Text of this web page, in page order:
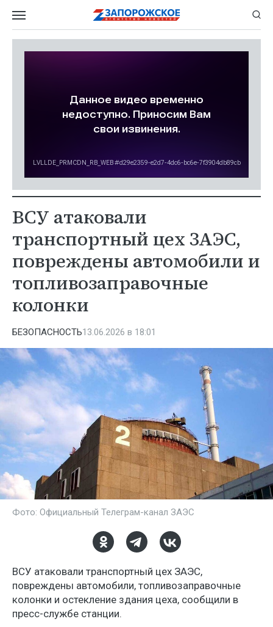
ВСУ атаковали
транспортный цех ЗАЭС,
повреждены автомобили и
топливозаправочные
колонки
БЕЗОПАСНОСТЬ13.06.2026 в 18:01
Фото: Официальный Телеграм-канал ЗАЭС
ВСУ атаковали транспортный цех ЗАЭС,
повреждены автомобили, топливозаправочные
колонки и остекление здания цеха, сообщили в
пресс-службе станции.